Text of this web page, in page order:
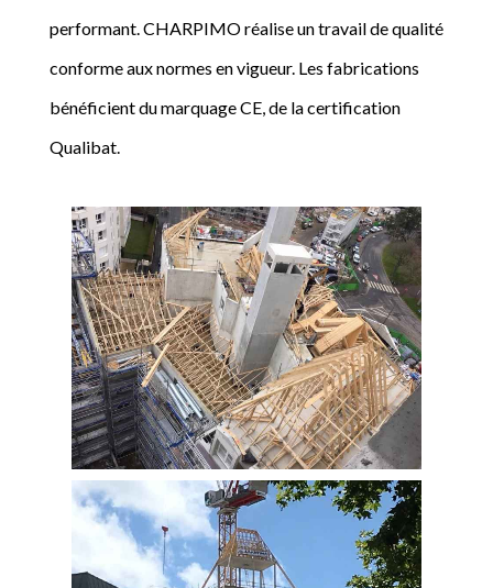
performant. CHARPIMO réalise un travail de qualité
conforme aux normes en vigueur. Les fabrications
bénéficient du marquage CE, de la certification
Qualibat.